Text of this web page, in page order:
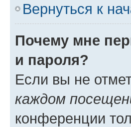
Вернуться к
Почему мне
и пароля?
Если вы не
каждом
конференции